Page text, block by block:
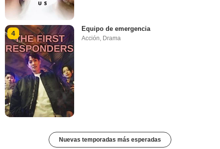
4
Equipo de emergencia
Acción, Drama
Nuevas temporadas más esperadas